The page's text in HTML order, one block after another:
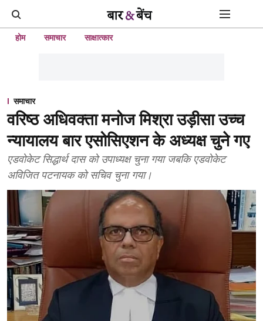
होम समाचार साक्षात्कार
समाचार
वरिष्ठ अधिवक्ता मनोज मिश्रा उड़ीसा उच्च
न्यायालय बार एसोसिएशन के अध्यक्ष चुने गए
एडवोकेट सिद्धार्थ दास को उपाध्यक्ष चुना गया जबकि एडवोकेट
अविजित पटनायक को सचिव चुना गया।